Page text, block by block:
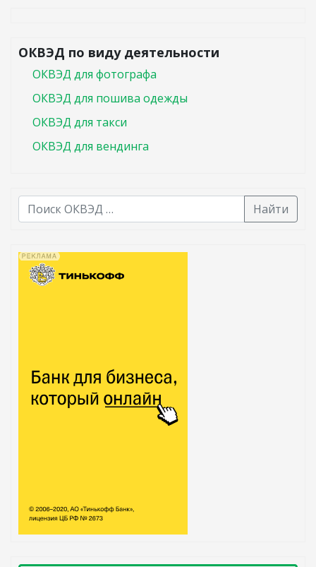
ОКВЭД по виду деятельности
ОКВЭД для фотографа
ОКВЭД для пошива одежды
ОКВЭД для такси
ОКВЭД для вендинга
Найти
В списке найденных результатов используйте